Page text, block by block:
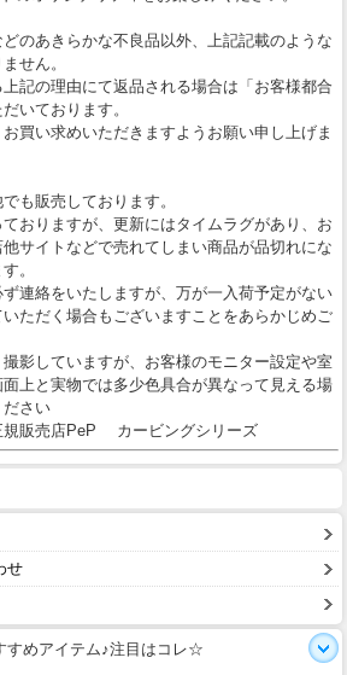
のあきらかな不良品以外、上記記載のような
せん。
記の理由にて返品される場合は「お客様都合
いております。
買い求めいただきますようお願い申し上げま
も販売しております。
おりますが、更新にはタイムラグがあり、お
サイトなどで売れてしまい商品が品切れにな
。
ず連絡をいたしますが、万が一入荷予定がない
ただく場合もございますことをあらかじめご
影していますが、お客様のモニター設定や室
上と実物では多少色具合が異なって見える場
ださい
規販売店PeP カービングシリーズ
せ
すめアイテム♪注目はコレ☆